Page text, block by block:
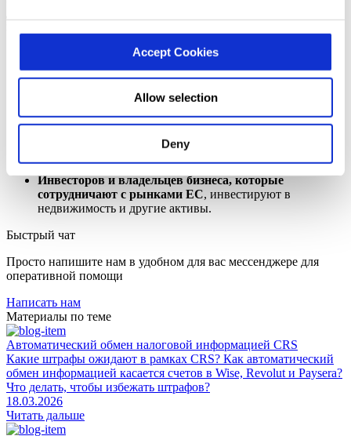
Accept Cookies
Allow selection
Deny
Корпоративные клиенты,которые имеют счета в
международных платежных системах и избыточные
средства на них. Финансовые учреждения будут обязаны
отчитываться о счетах нерезидентов, что потребует
Компании, работающие на международных рынках.
Ваша финансовая деятельность станет более прозрачной,
что может потребовать пересмотра существующих
финансовых практик.
Инвесторов и владельцев бизнеса, которые
сотрудничают с рынками ЕС, инвестируют в
недвижимость и другие активы.
Быстрый чат
Просто напишите нам в удобном для вас мессенджере для
оперативной помощи
Написать нам
Материалы по теме
Автоматический обмен налоговой информацией CRS
Какие штрафы ожидают в рамках CRS? Как автоматический
обмен информацией касается счетов в Wise, Revolut и Paysera?
Что делать, чтобы избежать штрафов?
18.03.2026
Читать дальше